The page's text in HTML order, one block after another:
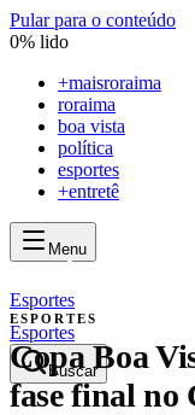
Pular para o conteúdo
0% lido
+maisroraima
roraima
boa vista
política
esportes
+entretê
Menu
mais
mais
Esportes
Buscar
Esportes
ESPORTES
Copa Boa
fase final no